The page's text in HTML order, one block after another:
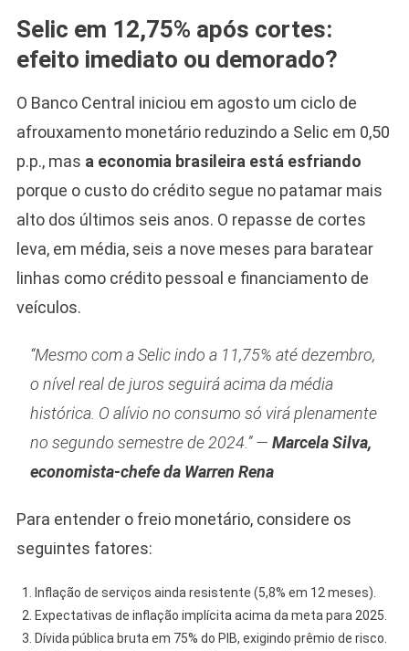
Selic em 12,75% após cortes:
efeito imediato ou demorado?
O Banco Central iniciou em agosto um ciclo de
afrouxamento monetário reduzindo a Selic em 0,50
p.p., mas a economia brasileira está esfriando
porque o custo do crédito segue no patamar mais
alto dos últimos seis anos. O repasse de cortes
leva, em média, seis a nove meses para baratear
linhas como crédito pessoal e financiamento de
veículos.
“Mesmo com a Selic indo a 11,75% até dezembro,
o nível real de juros seguirá acima da média
histórica. O alívio no consumo só virá plenamente
no segundo semestre de 2024.” — Marcela Silva,
economista-chefe da Warren Rena
Para entender o freio monetário, considere os
seguintes fatores:
Inflação de serviços ainda resistente (5,8% em 12 meses).
Expectativas de inflação implícita acima da meta para 2025.
Dívida pública bruta em 75% do PIB, exigindo prêmio de risco.